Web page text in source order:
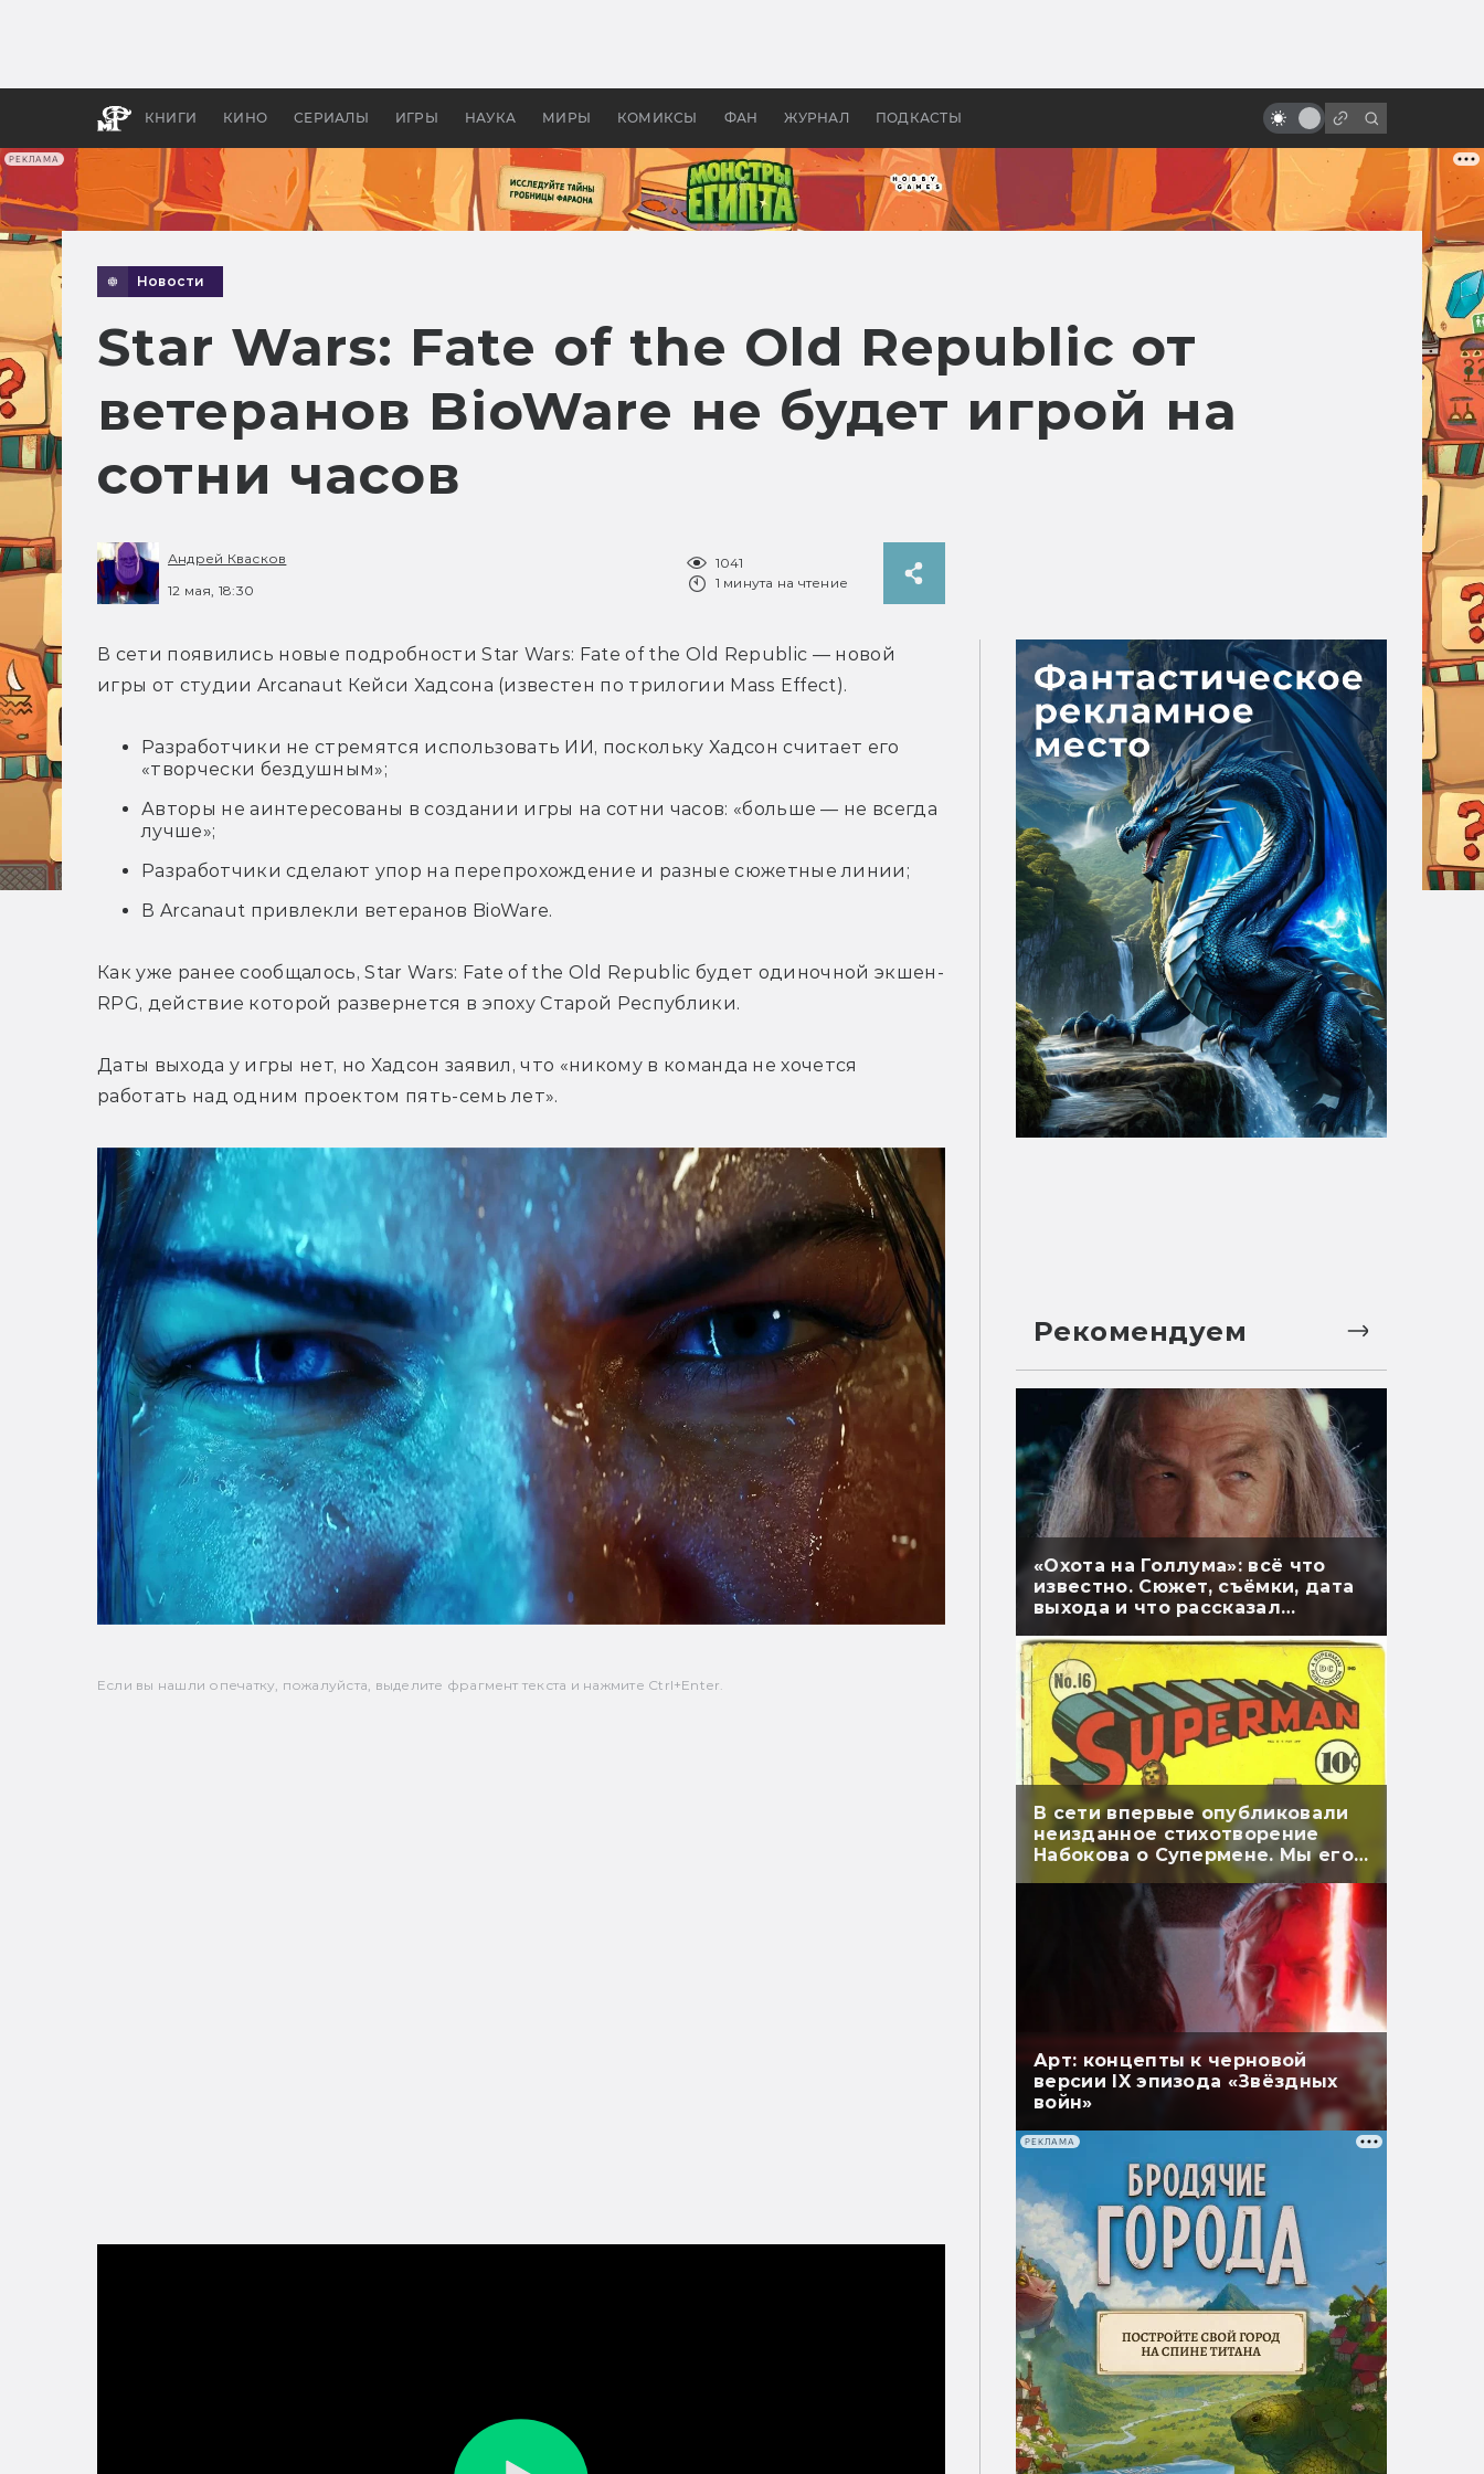
РЕКЛАМА
КНИГИ КИНО СЕРИАЛЫ ИГРЫ НАУКА МИРЫ КОМИКСЫ ФАН ЖУРНАЛ ПОДКАСТЫ
апокалипсис, в России —
бы «Властелина колец»
страньше!
Новости
Star Wars: Fate of the Old Republic от
ветеранов BioWare не будет игрой на
сотни часов
Андрей Квасков
12 мая, 18:30
1041
1 минута на чтение
В сети появились новые подробности Star Wars: Fate of the Old Republic — новой
игры от студии Arcanaut Кейси Хадсона (известен по трилогии Mass Effect).
Разработчики не стремятся использовать ИИ, поскольку Хадсон считает его
«творчески бездушным»;
Авторы неаинтересованы в создании игры на сотни часов: «больше — не всегда
лучше»;
Разработчики сделают упор на перепрохождение и разные сюжетные линии;
В Arcanaut привлекли ветеранов BioWare.
Как уже ранее сообщалось, Star Wars: Fate of the Old Republic будет одиночной экшен-
RPG, действие которой развернется в эпоху Старой Республики.
Даты выхода у игры нет, но Хадсон заявил, что «никому в команда не хочется
работать над одним проектом пять-семь лет».
Если вы нашли опечатку, пожалуйста, выделите фрагмент текста и нажмите Ctrl+Enter.
Рекомендуем
«Охота на Голлума»: всё что
известно. Сюжет, съёмки, дата
выхода и что рассказал
В сети впервые опубликовали
неизданное стихотворение
Набокова о Супермене. Мы его
перевели
Арт: концепты к черновой
версии IX эпизода «Звёздных
войн»
РЕКЛАМА